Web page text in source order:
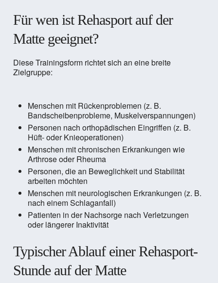
Für wen ist Rehasport auf der
Matte geeignet?
Diese Trainingsform richtet sich an eine breite
Zielgruppe:
Menschen mit Rückenproblemen (z. B.
Bandscheibenprobleme, Muskelverspannungen)
Personen nach orthopädischen Eingriffen (z. B.
Hüft- oder Knieoperationen)
Menschen mit chronischen Erkrankungen wie
Arthrose oder Rheuma
Personen, die an Beweglichkeit und Stabilität
arbeiten möchten
Menschen mit neurologischen Erkrankungen (z. B.
nach einem Schlaganfall)
Patienten in der Nachsorge nach Verletzungen
oder längerer Inaktivität
Typischer Ablauf einer Rehasport-
Stunde auf der Matte